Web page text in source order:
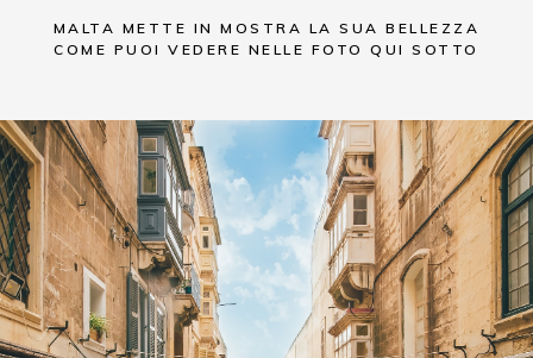
MALTA METTE IN MOSTRA LA SUA BELLEZZA
COME PUOI VEDERE NELLE FOTO QUI SOTTO